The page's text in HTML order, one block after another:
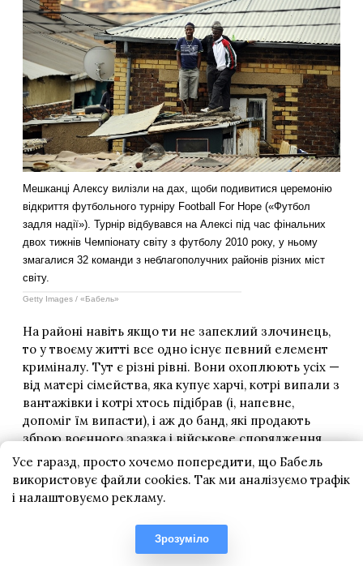
Усе гаразд, просто хочемо попередити, що Бабель
використовує файли cookies. Так ми аналізуємо трафік
і налаштовуємо рекламу.
Зрозуміло